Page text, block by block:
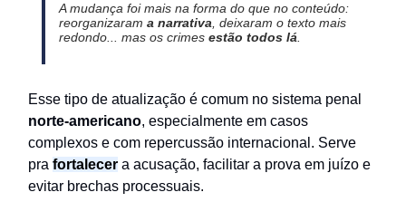
A mudança foi mais na forma do que no conteúdo:
reorganizaram a narrativa, deixaram o texto mais
redondo... mas os crimes estão todos lá.
Esse tipo de atualização é comum no sistema penal
norte-americano, especialmente em casos
complexos e com repercussão internacional. Serve
pra fortalecer a acusação, facilitar a prova em juízo e
evitar brechas processuais.